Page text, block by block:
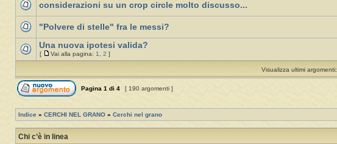
considerazioni su un crop circle molto discusso...
"Polvere di stelle" fra le messi?
Una nuova ipotesi valida?
[ Vai alla pagina: 1, 2 ]
Visualizza ultimi argomenti:
Pagina 1 di 4 [ 190 argomenti ]
Indice » CERCHI NEL GRANO » Cerchi nel grano
Chi c’è in linea